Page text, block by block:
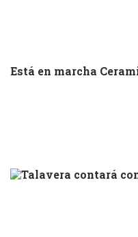
Está en marcha